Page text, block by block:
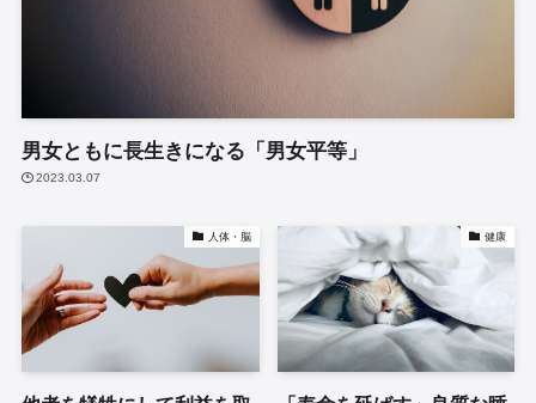
男女ともに長生きになる「男女平等」
2023.03.07
人体・脳 健康